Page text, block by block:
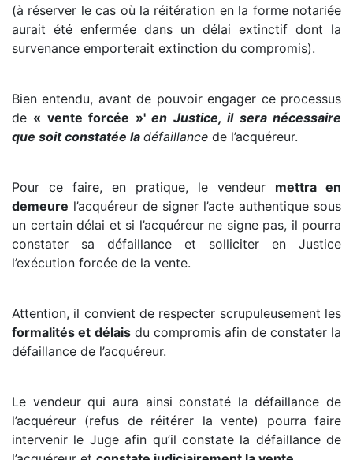
(à réserver le cas où la réitération en la forme notariée
aurait été enfermée dans un délai extinctif dont la
survenance emporterait extinction du compromis).
Bien entendu, avant de pouvoir engager ce processus
de « vente forcée »'en Justice, il sera nécessaire
que soit constatée la défaillance de l’acquéreur.
Pour ce faire, en pratique, le vendeur mettra en
demeure l’acquéreur de signer l’acte authentique sous
un certain délai et si l’acquéreur ne signe pas, il pourra
constater sa défaillance et solliciter en Justice
l’exécution forcée de la vente.
Attention, il convient de respecter scrupuleusement les
formalités et délaisdu compromis afin de constater la
défaillance de l’acquéreur.
Le vendeur qui aura ainsi constaté la défaillance de
l’acquéreur (refus de réitérer la vente) pourra faire
intervenir le Juge afin qu’il constate la défaillance de